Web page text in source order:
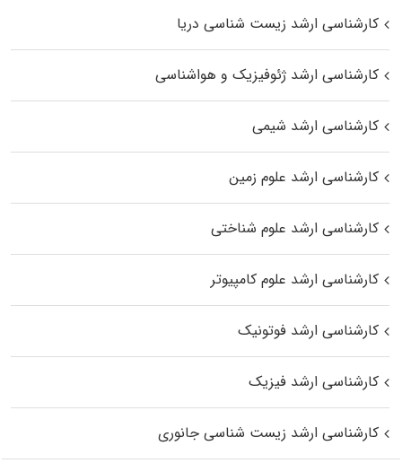
کارشناسی ارشد زیست‌ شناسی دریا
کارشناسی ارشد ژئوفیزیک و هواشناسی
کارشناسی ارشد شیمی
کارشناسی ارشد علوم زمین
کارشناسی ارشد علوم شناختی
کارشناسی ارشد علوم کامپیوتر
کارشناسی ارشد فوتونیک
کارشناسی ارشد فیزیک
کارشناسی ارشد زیست‌ شناسی جانوری